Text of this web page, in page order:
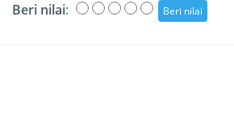
Beri nilai: